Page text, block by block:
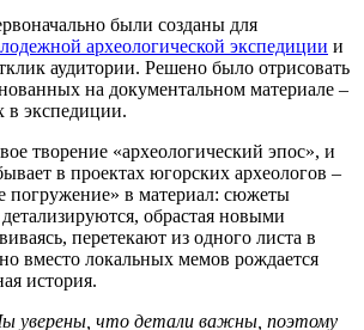
были созданы для
археологической экспедиции и
аудитории. Решено было отрисовать
на документальном материале –
в экспедиции.
творение «археологический эпос», и
в проектах югорских археологов –
погружение» в материал: сюжеты
обрастая новыми
перетекают из одного листа в
вместо локальных мемов рождается
история.
уверены, что детали важны, поэтому